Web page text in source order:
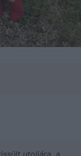
utoljára, a